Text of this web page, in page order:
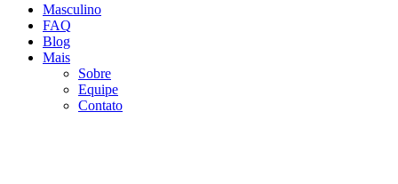
Masculino
FAQ
Blog
Mais
Sobre
Equipe
Contato